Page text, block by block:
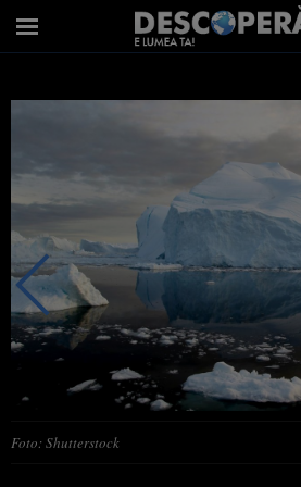
Foto: Shutterstock